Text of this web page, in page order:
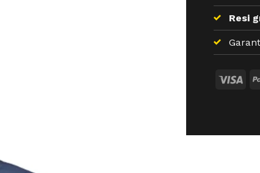
Resi